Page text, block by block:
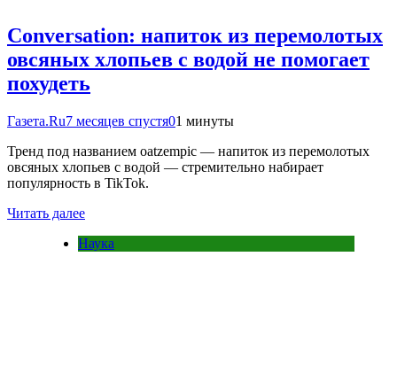
Conversation: напиток из перемолотых
овсяных хлопьев с водой не помогает
похудеть
Газета.Ru7 месяцев спустя01 минуты
Тренд под названием oatzempic — напиток из перемолотых
овсяных хлопьев с водой — стремительно набирает
популярность в TikTok.
Читать далее
Наука